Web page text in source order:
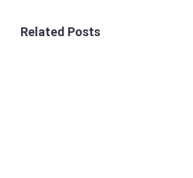
Related Posts